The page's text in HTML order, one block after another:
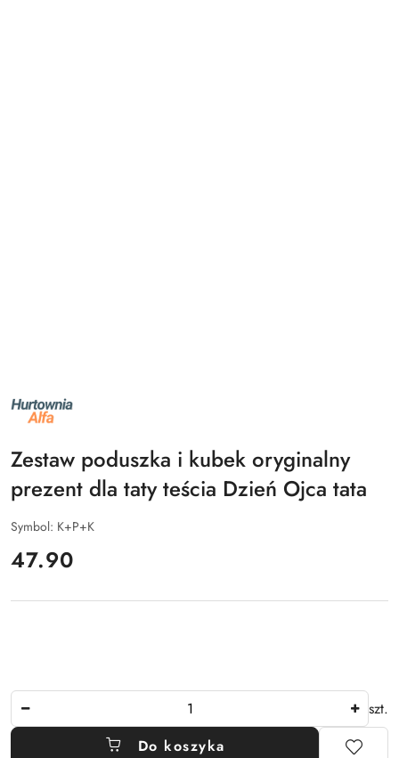
NAZWA
PRODUCENTA:
ALFA
Zestaw poduszka i kubek oryginalny
prezent dla taty teścia Dzień Ojca tata
Symbol: K+P+K
cena:
47.90
szt.
Do koszyka